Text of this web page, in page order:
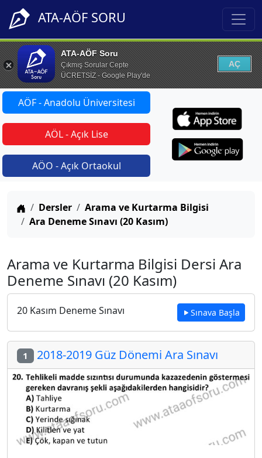
ATA-AÖF SORU
ATA-AÖF Soru
Çıkmış Sorular Cepte
ÜCRETSİZ - Google Play'de
AÇ
AÖF - Anadolu Üniversitesi
AÖL - Açık Lise
AÖO - Açık Ortaokul
Anasayfa
Dersler
Arama ve Kurtarma Bilgisi
Ara Deneme Sınavı (20 Kasım)
Arama ve Kurtarma Bilgisi Dersi Ara
Deneme Sınavı (20 Kasım)
20 Kasım Deneme Sınavı Sınava Başla
1 2018-2019 Güz Dönemi Ara Sınavı